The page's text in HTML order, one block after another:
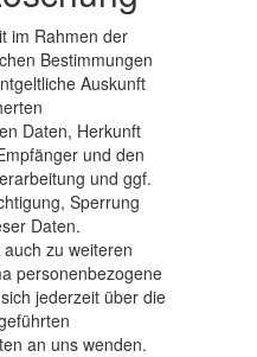
im Rahmen der
Bestimmungen
Auskunft
Daten, Herkunft
und den
und ggf.
Sperrung
Daten.
zu weiteren
personenbezogene
jederzeit über die
an uns wenden.